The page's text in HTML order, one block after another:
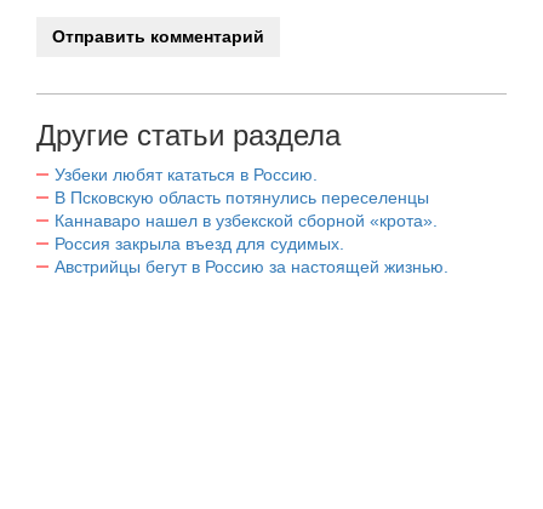
Другие статьи раздела
Узбеки любят кататься в Россию.
В Псковскую область потянулись переселенцы
Каннаваро нашел в узбекской сборной «крота».
Россия закрыла въезд для судимых.
Австрийцы бегут в Россию за настоящей жизнью.